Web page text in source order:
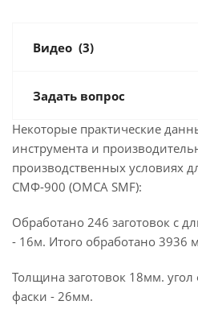
Видео (3)
Задать вопрос
Некоторые практические
инструмента и
производственных условиях
СМФ-900 (OMCA SMF):
Обработано 246 заготовок с
- 16м. Итого обработано 3936
Толщина заготовок 18мм.
фаски - 26мм.